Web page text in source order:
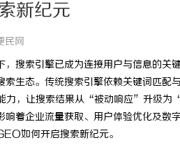
新纪元
民网
，搜索引擎已成为连接用户与信息的关
索生态。传统搜索引擎依赖关键词匹
力，让搜索结果从“被动响应”升级
响着企业流量获取、用户体验优化及
如何开启搜索新纪元。